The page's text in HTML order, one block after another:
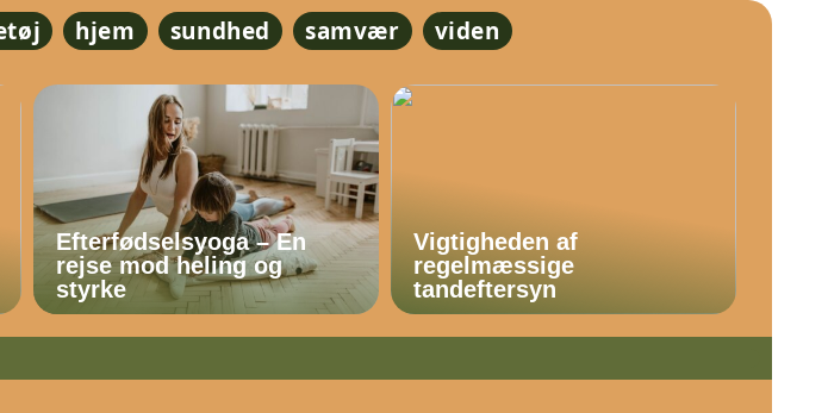
hjem sundhed samvær viden
Efterfødselsyoga – En
rejse mod heling og
styrke
Vigtigheden af
regelmæssige
tandeftersyn